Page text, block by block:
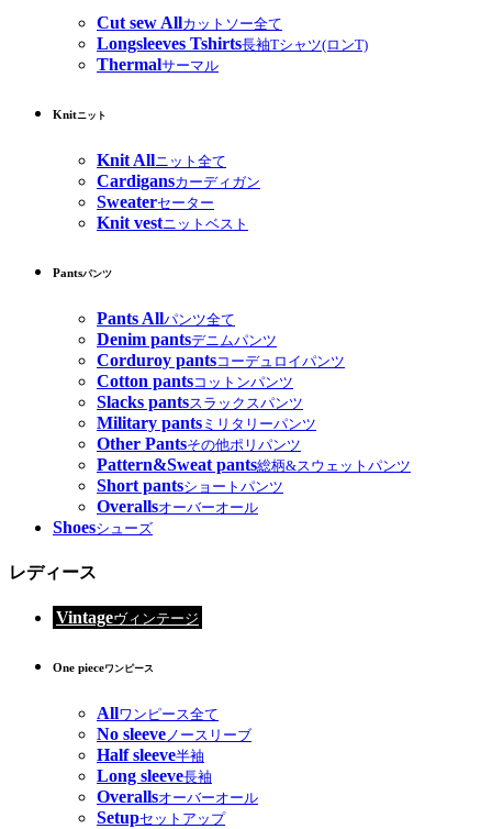
Cut sew Allカットソー全て
Longsleeves Tshirts長袖Tシャツ(ロンT)
Thermalサーマル
Knitニット
Knit Allニット全て
Cardigansカーディガン
Sweaterセーター
Knit vestニットベスト
Pantsパンツ
Pants Allパンツ全て
Denim pantsデニムパンツ
Corduroy pantsコーデュロイパンツ
Cotton pantsコットンパンツ
Slacks pantsスラックスパンツ
Military pants ミリタリーパンツ
Other Pantsその他ポリパンツ
Pattern&Sweat pants総柄&スウェットパンツ
Short pantsショートパンツ
Overallsオーバーオール
Shoesシューズ
レディース
Vintageヴィンテージ
One pieceワンピース
Allワンピース全て
No sleeveノースリーブ
Half sleeve半袖
Long sleeve長袖
Overallsオーバーオール
Setupセットアップ